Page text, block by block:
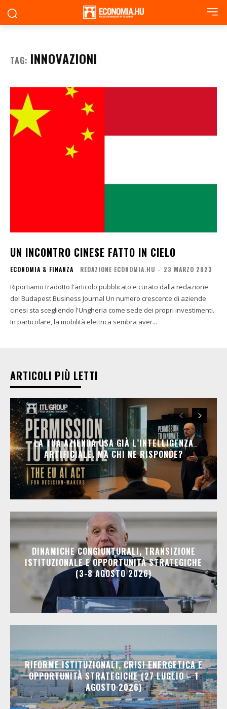
TAG: INNOVAZIONI
UN INCONTRO CINESE FATTO IN CIELO
ECONOMIA & FINANZA REDAZIONE ECONOMIA.HU - 23 MARZO 2023
Riportiamo tradotto l'articolo pubblicato e curato dalla redazione
del Budapest Business Journal Un numero crescente di aziende
cinesi sta scegliendo l'Ungheria come sede dei propri investimenti.
In particolare, la mobilità elettrica sembra aver...
ARTICOLI PIÙ LETTI
LA TUA AZIENDA USA GIÀ L’INTELLIGENZA
ARTIFICIALE. MA CHI NE RISPONDE?
DINAMICHE CONGIUNTURALI, TRANSIZIONE
ISTITUZIONALE E OPPORTUNITÀ STRATEGICHE
(3-8 AGOSTO 2026)
RIFORME ISTITUZIONALI, CRISI ENERGETICA E
OPPORTUNITÀ STRATEGICHE (27 LUGLIO – 1
AGOSTO 2026)